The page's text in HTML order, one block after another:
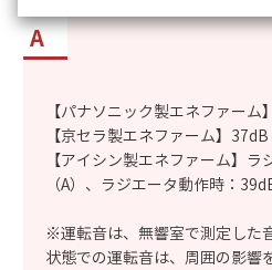
【パナソニック製エネファーム
【京セラ製エネファーム】37dB
【アイシン製エネファーム】
（A）、ラジエータ動作時：
※運転音は、無響室で測定した
状態での運転音は、周囲の影響
site, please refer to the link below.
y